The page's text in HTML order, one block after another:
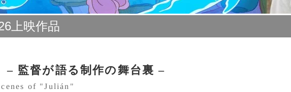
上映作品
– 監督が語る制作の舞台裏 –
of "Julián"